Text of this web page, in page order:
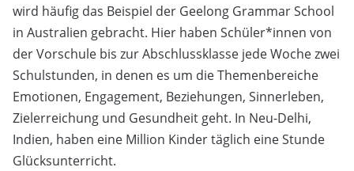
wird häufig das Beispiel der Geelong Grammar School
in Australien gebracht. Hier haben Schüler*innen von
der Vorschule bis zur Abschlussklasse jede Woche zwei
Schulstunden, in denen es um die Themenbereiche
Emotionen, Engagement, Beziehungen, Sinnerleben,
Zielerreichung und Gesundheit geht. In Neu-Delhi,
Indien, haben eine Million Kinder täglich eine Stunde
Glücksunterricht.